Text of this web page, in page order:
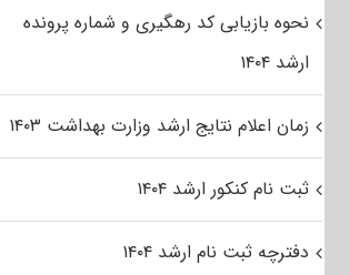
نحوه بازیابی کد رهگیری و شماره پرونده
ارشد ۱۴۰۴
زمان اعلام نتایج ارشد وزارت بهداشت ۱۴۰۳
ثبت نام کنکور ارشد ۱۴۰۴
دفترچه ثبت نام ارشد ۱۴۰۴